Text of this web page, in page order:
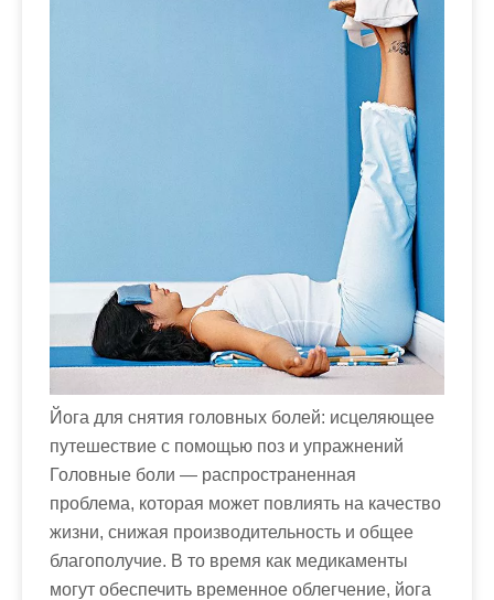
Йога для снятия головных болей: исцеляющее
путешествие с помощью поз и упражнений
Головные боли — распространенная
проблема, которая может повлиять на качество
жизни, снижая производительность и общее
благополучие. В то время как медикаменты
могут обеспечить временное облегчение, йога